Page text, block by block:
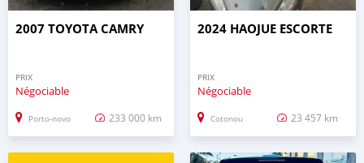
2007 TOYOTA CAMRY
PRIX
Négociable
Porto-novo 233 000 km
2024 HAOJUE ESCORTE
PRIX
Négociable
Cotonou 23 457 km